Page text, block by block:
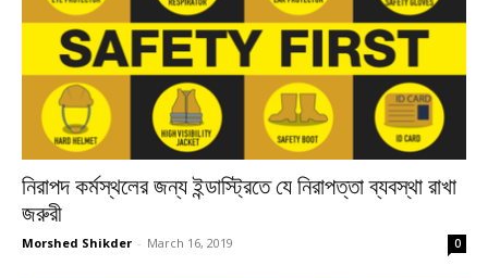
নিরাপদ কর্মস্থলের জন্য ইন্ডাস্ট্রিতে যে নিরাপত্তা ব্যবস্থা রাখা
জরুরী
Morshed Shikder - March 16, 2019 0